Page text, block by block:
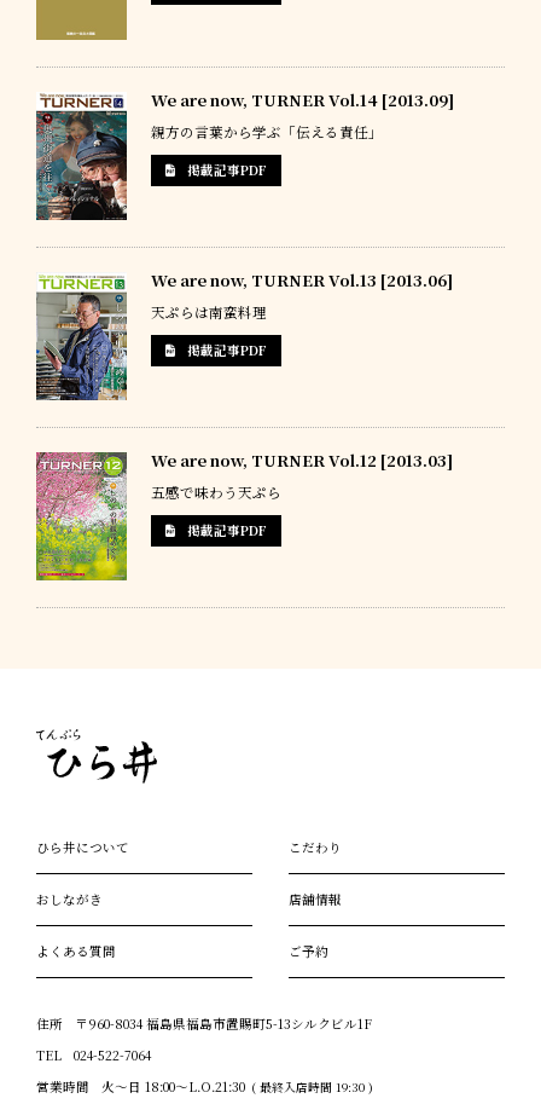
We are now, TURNER Vol.14 [2013.09]
親方の言葉から学ぶ「伝える責任」
掲載記事PDF
We are now, TURNER Vol.13 [2013.06]
天ぷらは南蛮料理
掲載記事PDF
We are now, TURNER Vol.12 [2013.03]
五感で味わう天ぷら
掲載記事PDF
ひら井について こだわり
おしながき 店舗情報
よくある質問 ご予約
住所
〒960-8034 福島県福島市置賜町5-13シルクビル1F
TEL
024-522-7064
営業時間
火～日 18:00～L.O.21:30 ( 最終入店時間 19:30 )